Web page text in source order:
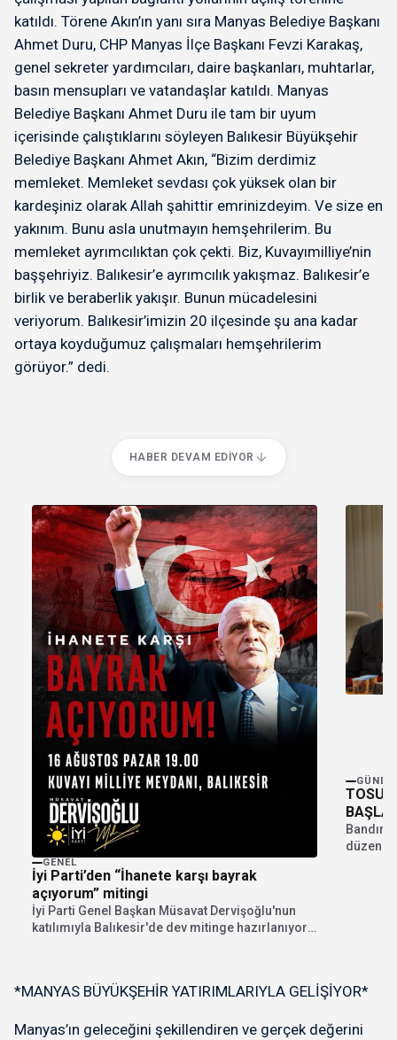
katıldı. Törene Akın’ın yanı sıra Manyas Belediye Başkanı
Ahmet Duru, CHP Manyas İlçe Başkanı Fevzi Karakaş,
genel sekreter yardımcıları, daire başkanları, muhtarlar,
basın mensupları ve vatandaşlar katıldı. Manyas
Belediye Başkanı Ahmet Duru ile tam bir uyum
içerisinde çalıştıklarını söyleyen Balıkesir Büyükşehir
Belediye Başkanı Ahmet Akın, “Bizim derdimiz
memleket. Memleket sevdası çok yüksek olan bir
kardeşiniz olarak Allah şahittir emrinizdeyim. Ve size en
yakınım. Bunu asla unutmayın hemşehrilerim. Bu
memleket ayrımcılıktan çok çekti. Biz, Kuvayımilliye’nin
başşehriyiz. Balıkesir’e ayrımcılık yakışmaz. Balıkesir’e
birlik ve beraberlik yakışır. Bunun mücadelesini
veriyorum. Balıkesir’imizin 20 ilçesinde şu ana kadar
ortaya koyduğumuz çalışmaları hemşehrilerim
görüyor.” dedi.
HABER DEVAM EDIYOR
GENEL
İyi Parti’den “İhanete karşı bayrak
açıyorum” mitingi
İyi Parti Genel Başkan Müsavat Dervişoğlu'nun
katılımıyla Balıkesir'de dev mitinge hazırlanıyor.
*MANYAS BÜYÜKŞEHİR YATIRIMLARIYLA GELİŞİYOR*
Manyas’ın geleceğini şekillendiren ve gerçek değerini